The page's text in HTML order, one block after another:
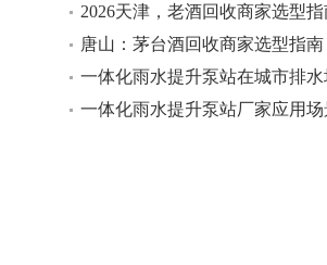
2026天津，老酒回收商家选型
名酒回收，适配多场景老酒回
唐山：茅台酒回收商家选型指
回收多场景需求
一体化雨水提升泵站在城市排
考
一体化雨水提升泵站厂家应用